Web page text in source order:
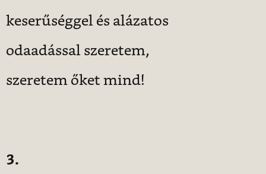
keserűséggel és alázatos
odaadással szeretem,
szeretem őket mind!
3.